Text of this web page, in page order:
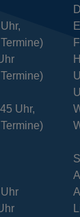
Uhr,